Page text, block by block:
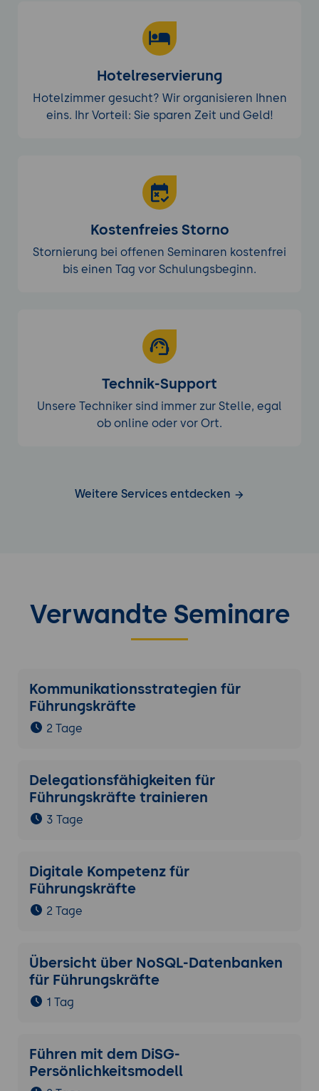
Hotelreservierung
Hotelzimmer gesucht? Wir organisieren Ihnen
eins. Ihr Vorteil: Sie sparen Zeit und Geld!
Kostenfreies Storno
Stornierung bei offenen Seminaren kostenfrei
bis einen Tag vor Schulungsbeginn.
Technik-Support
Unsere Techniker sind immer zur Stelle, egal
ob online oder vor Ort.
Weitere Services entdecken
Verwandte Seminare
Kommunikationsstrategien für
Führungskräfte
2 Tage
Delegationsfähigkeiten für
Führungskräfte trainieren
3 Tage
Digitale Kompetenz für
Führungskräfte
2 Tage
Übersicht über NoSQL-Datenbanken
für Führungskräfte
1 Tag
Führen mit dem DiSG-
Persönlichkeitsmodell